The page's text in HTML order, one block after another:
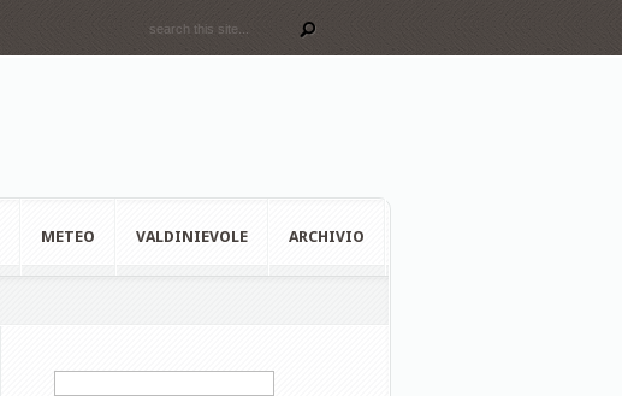
METEO VALDINIEVOLE ARCHIVIO